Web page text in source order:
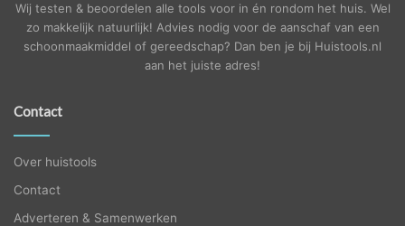
Wij testen & beoordelen alle tools voor in én rondom het huis. Wel
zo makkelijk natuurlijk! Advies nodig voor de aanschaf van een
schoonmaakmiddel of gereedschap? Dan ben je bij Huistools.nl
aan het juiste adres!
Contact
Over huistools
Contact
Adverteren & Samenwerken